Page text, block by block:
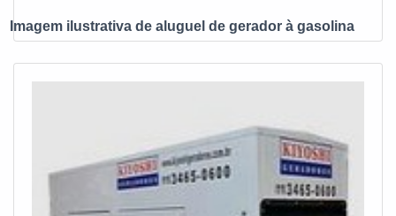
elétricas. São diversas opções disponibilizadas, como
necessidade de cada cliente. Também foram investidos
valores consideráveis em instalações de qualidade,
aumentando a eficiência da marca.A E. C. A. Equipamentos
Eletrônicos é uma empresa que tem despontado no
Imagem ilustrativa de aluguel de gerador à gasolina